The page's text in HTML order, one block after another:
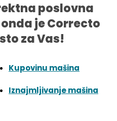
poslovna
je Correcto
za Vas!
Kupovinu mašina
Iznajmljivanje mašina